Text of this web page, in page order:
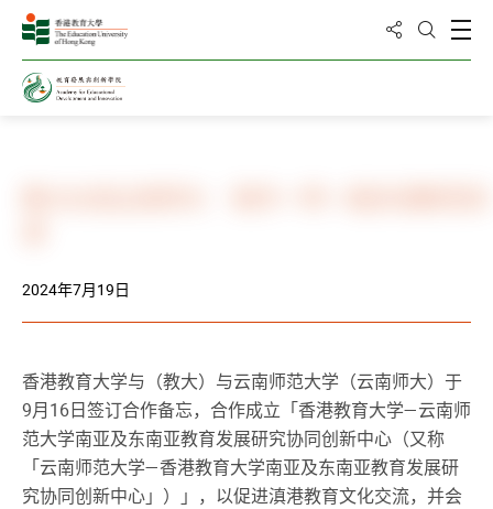
分享到打开搜
打
2024年7月19日
香港教育大学与（教大）与云南师范大学（云南师大）于
9月16日签订合作备忘，合作成立「香港教育大学—云南师
范大学南亚及东南亚教育发展研究协同创新中心（又称
「云南师范大学—香港教育大学南亚及东南亚教育发展研
究协同创新中心」）」，以促进滇港教育文化交流，并会